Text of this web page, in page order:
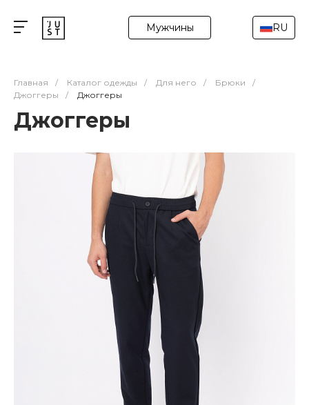
Мужчины RU
Главная / Каталог одежды / Для него / Брюки
/
Джоггеры
/ Джоггеры
Джоггеры